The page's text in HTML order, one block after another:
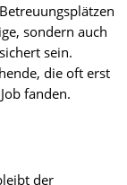
sondern auch
sein.
die oft erst
fanden.
der